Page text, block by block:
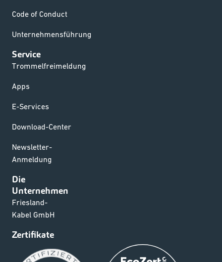
Code of Conduct
Unternehmensführung
Service
Trommelfreimeldung
Apps
E-Services
Download-Center
Newsletter-
Anmeldung
Die
Unternehmen
Friesland-
Kabel GmbH
Zertifikate